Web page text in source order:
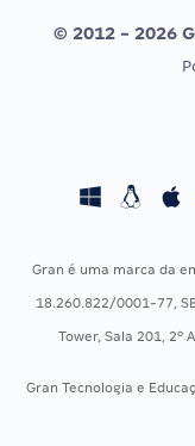
CONCURSOS POR
Concursos Fiscais
Concursos Saúde
Residência
© 2012 - 2026
Gran é uma marca da
18.260.822/0001-77,
Tower, Sala 201, 2º
Gran Tecnologia e